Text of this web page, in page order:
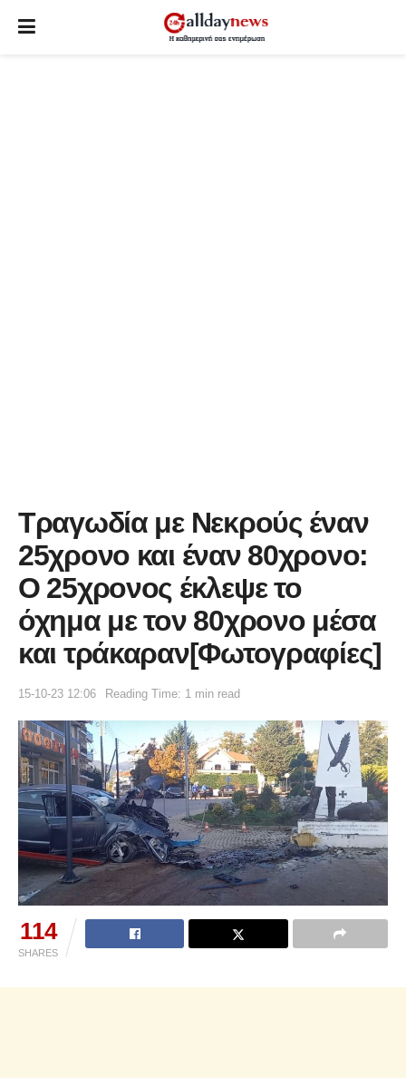
Τραγωδία με Νεκρούς έναν
25χρονο και έναν 80χρονο:
Ο 25χρονος έκλεψε το
όχημα με τον 80χρονο μέσα
και τράκαραν[Φωτογραφίες]
15-10-23 12:06 Reading Time: 1 min read
114
SHARES